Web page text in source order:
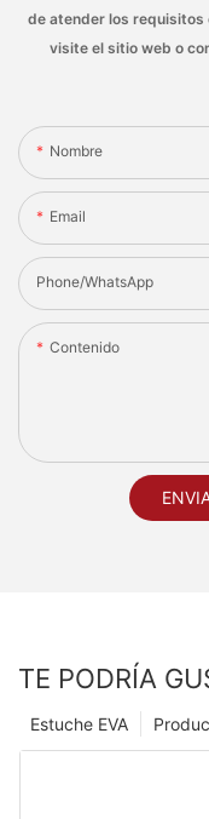
de atender los requisitos
visite el sitio web o
Nombre
Email
Phone/whatsApp
Contenido
TE PODRÍA
Estuche EVA